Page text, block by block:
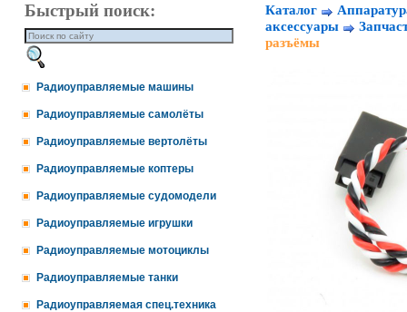
Быстрый поиск:
Радиоуправляемые машины
Радиоуправляемые самолёты
Радиоуправляемые вертолёты
Радиоуправляемые коптеры
Радиоуправляемые судомодели
Радиоуправляемые игрушки
Радиоуправляемые мотоциклы
Радиоуправляемые танки
Радиоуправляемая спец.техника
Каталог
аксессуары
разъёмы